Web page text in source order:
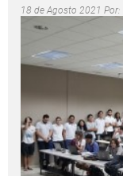
18 de Agosto 2021 Por: